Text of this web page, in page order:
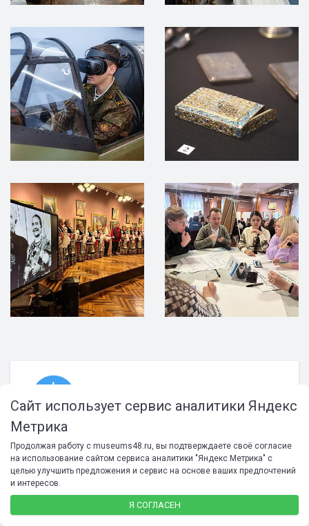
Сайт использует сервис аналитики Яндекс
Метрика
Продолжая работу с museums48.ru, вы подтверждаете своё согласие
на использование сайтом сервиса аналитики "Яндекс Метрика" с
целью улучшить предложения и сервис на основе ваших предпочтений
и интересов.
Я СОГЛАСЕН